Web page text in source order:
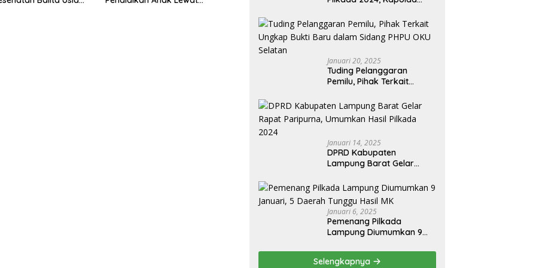
Kinerja Bawaslu Jajaran
Januari 20, 2025
Tuding Pelanggaran
Pemilu, Pihak Terkait
Sidang PHPU OKU Selatan
Januari 14, 2025
DPRD Kabupaten
Lampung Barat Gelar
Umumkan Hasil Pilkada
2024
Januari 6, 2025
Pemenang Pilkada
Lampung Diumumkan 9
Hasil MK
Selengkapnya